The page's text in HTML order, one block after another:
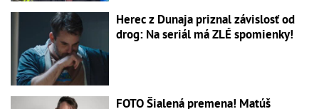
Herec z Dunaja priznal závislosť od
drog: Na seriál má ZLÉ spomienky!
FOTO Šialená premena! Matúš